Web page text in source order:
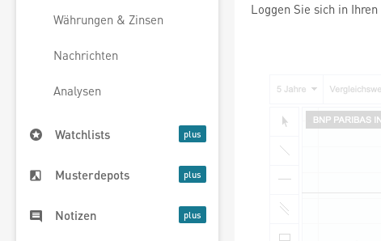
Währungen & Zinsen
Nachrichten
Analysen
Watchlists
Musterdepots
Notizen
Loggen Sie sich in